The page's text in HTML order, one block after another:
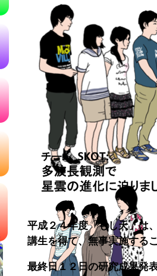
平成２４年度「もし天」は
講生を得て、無事実施す
最終日１２日の研究成果発